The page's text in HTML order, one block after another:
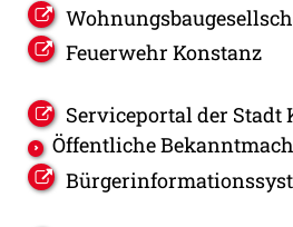
Feuerwehr Konstanz
Serviceportal der Stadt
Öffentliche